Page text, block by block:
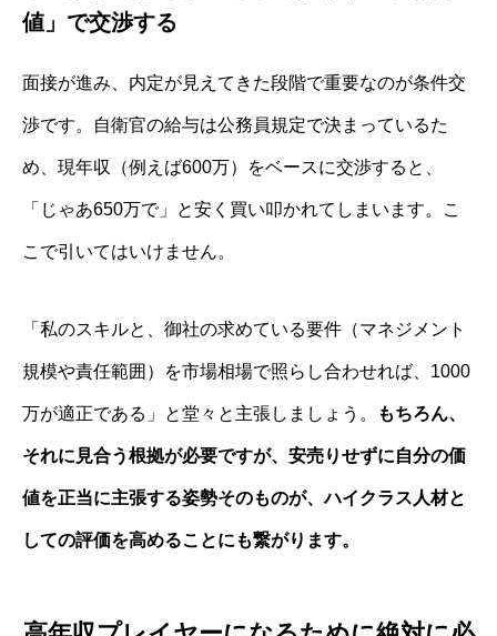
値」で交渉する
面接が進み、内定が見えてきた段階で重要なのが条件交
渉です。自衛官の給与は公務員規定で決まっているた
め、現年収（例えば600万）をベースに交渉すると、
「じゃあ650万で」と安く買い叩かれてしまいます。こ
こで引いてはいけません。
「私のスキルと、御社の求めている要件（マネジメント
規模や責任範囲）を市場相場で照らし合わせれば、1000
万が適正である」と堂々と主張しましょう。 もちろん、
それに見合う根拠が必要ですが、安売りせずに自分の価
値を正当に主張する姿勢そのものが、ハイクラス人材と
しての評価を高めることにも繋がります。